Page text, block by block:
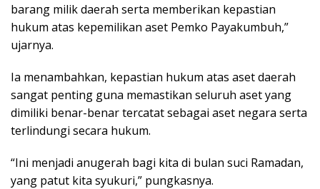
barang milik daerah serta memberikan kepastian
hukum atas kepemilikan aset Pemko Payakumbuh,”
ujarnya.
Ia menambahkan, kepastian hukum atas aset daerah
sangat penting guna memastikan seluruh aset yang
dimiliki benar-benar tercatat sebagai aset negara serta
terlindungi secara hukum.
“Ini menjadi anugerah bagi kita di bulan suci Ramadan,
yang patut kita syukuri,” pungkasnya.